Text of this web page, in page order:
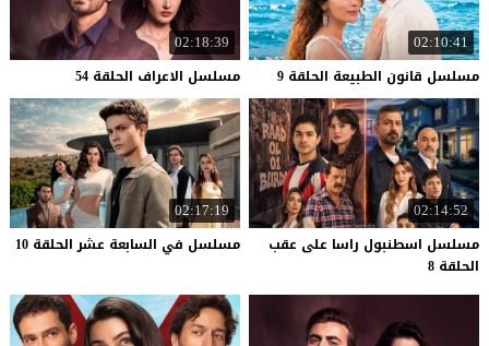
02:10:41
مسلسل قانون الطبيعة الحلقة 9
02:18:39
مسلسل الاعراف الحلقة 54
02:14:52
مسلسل اسطنبول راسا على عقب
الحلقة 8
02:17:19
مسلسل في السابعة عشر الحلقة 10